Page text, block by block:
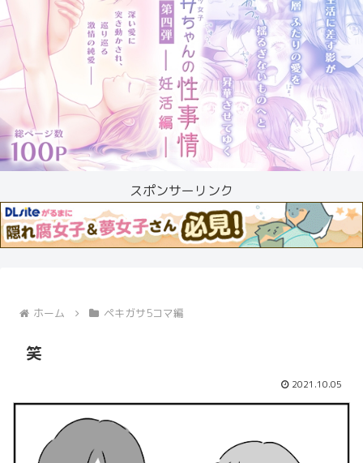
スポンサーリンク
ホーム ペキガサ5コマ編
笑
2021.10.05